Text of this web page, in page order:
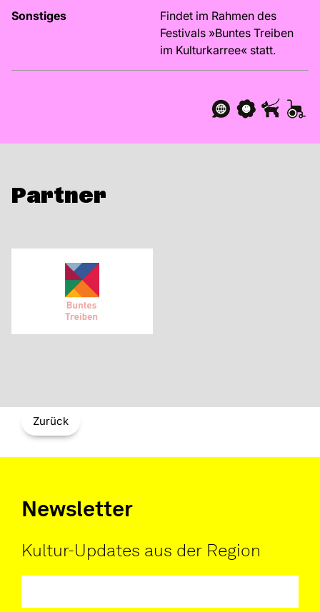
Sonstiges
Findet im Rahmen des
Festivals »Buntes Treiben
im Kulturkarree« statt.
Partner
Zurück
Newsletter
Kultur-Updates aus der Region